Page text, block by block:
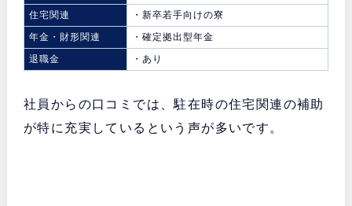
住宅関連
・新卒若手向けの寮
年金・財形関連
・確定拠出型年金
退職金
・あり
社員からの口コミでは、駐在時の住宅関連の補助
が特に充実しているという声が多いです。